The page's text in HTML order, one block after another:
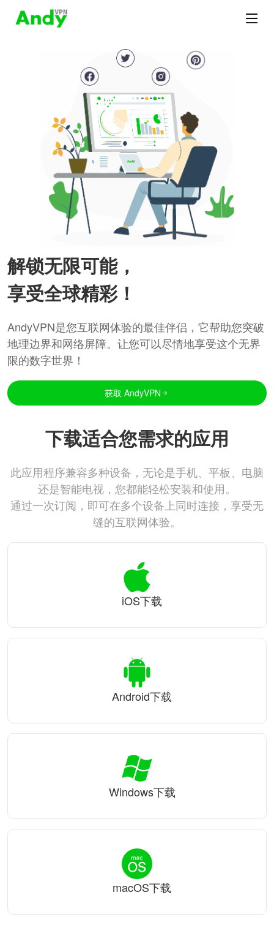
解锁无限可能，
享受全球精彩！
AndyVPN是您互联网体验的最佳伴侣，它帮助您突破
地理边界和网络屏障。让您可以尽情地享受这个无界
限的数字世界！
获取 AndyVPN
下载适合您需求的应用
此应用程序兼容多种设备，无论是手机、平板、电脑
还是智能电视，您都能轻松安装和使用。
通过一次订阅，即可在多个设备上同时连接，享受无
缝的互联网体验。
iOS下载
Android下载
Windows下载
macOS下载